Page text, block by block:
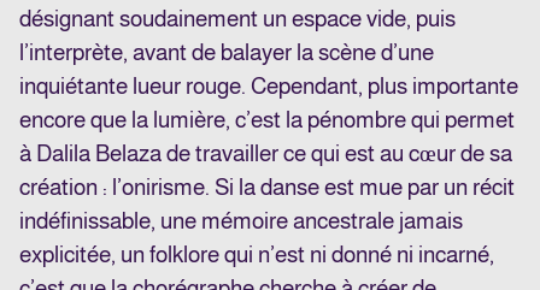
désignant soudainement un espace vide, puis
l’interprète, avant de balayer la scène d’une
inquiétante lueur rouge. Cependant, plus importante
encore que la lumière, c’est la pénombre qui permet
à Dalila Belaza de travailler ce qui est au cœur de sa
création : l’onirisme. Si la danse est mue par un récit
indéfinissable, une mémoire ancestrale jamais
explicitée, un folklore qui n’est ni donné ni incarné,